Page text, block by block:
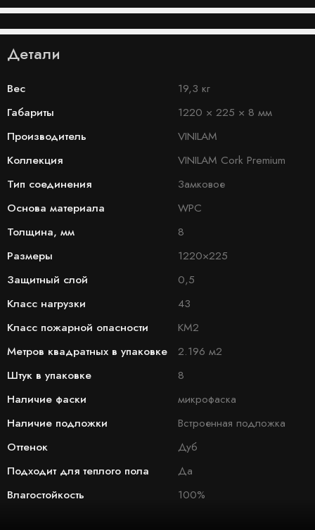
Детали
Вес
19,3 кг
Габариты
1220 × 225 × 8 мм
Производитель
VINILAM
Коллекция
VINILAM Cork Premium
Тип соединения
Замковое
Основа материала
WPC
Толщина, мм
8
Размеры
1220×225
Защитный слой
0,5
Класс нагрузки
43
Класс пожарной опасности
КМ2
Метров квадратных в упаковке
2.196 м2
Штук в упаковке
8
Наличие фаски
микрофаска
Наличие подложки
Встроенная подложка
Оттенок
Дуб
Подходит для теплого пола
Да
Влагостойкость
100%